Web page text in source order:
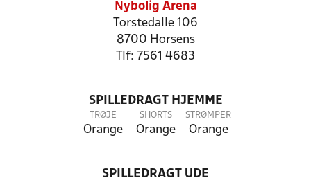
Nybolig Arena
Torstedalle 106
8700 Horsens
Tlf: 7561 4683
SPILLEDRAGT HJEMME
TRØJE
Orange
SHORTS
Orange
STRØMPER
Orange
SPILLEDRAGT UDE